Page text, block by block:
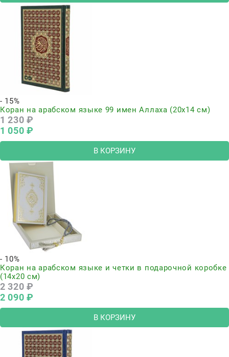
- 15%
Коран на арабском языке 99 имен Аллаха (20х14 см)
1 230 ₽
1 050 ₽
В КОРЗИНУ
- 10%
Коран на арабском языке и четки в подарочной коробке
(14х20 см)
2 320 ₽
2 090 ₽
В КОРЗИНУ